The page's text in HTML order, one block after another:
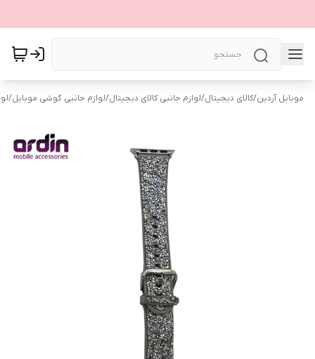
موبایل آردین/کالای دیجیتال/لوازم جانبی کالای دیجیتال/لوازم جانبی گوشی موبایل/